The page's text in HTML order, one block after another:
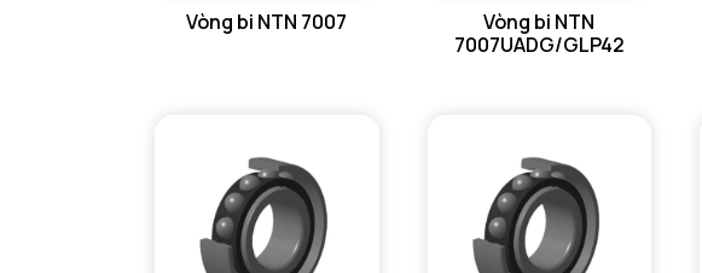
Vòng bi NTN 7007
Vòng bi NTN
7007UADG/GLP42